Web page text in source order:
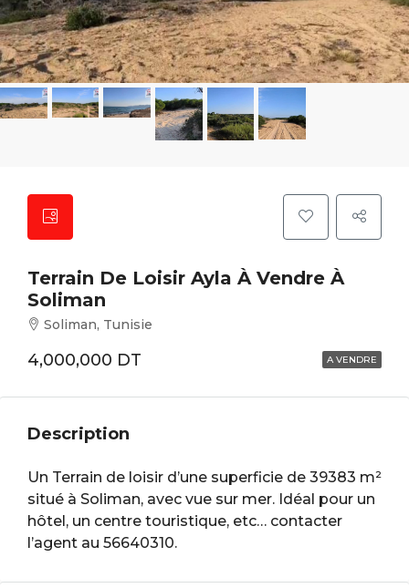
Terrain De Loisir Ayla À Vendre À
Soliman
Soliman, Tunisie
4,000,000 DT A VENDRE
Description
Un Terrain de loisir d’une superficie de 39383 m²
situé à Soliman, avec vue sur mer. Idéal pour un
hôtel, un centre touristique, etc… contacter
l’agent au 56640310.